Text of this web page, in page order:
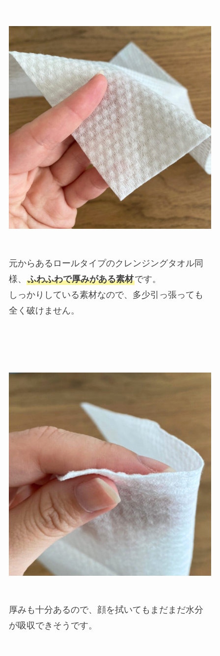
元からあるロールタイプのクレンジングタオル同
様、 ふわふわで厚みがある素材です。
しっかりしている素材なので、多少引っ張っても
全く破けません。
厚みも十分あるので、顔を拭いてもまだまだ水分
が吸収できそうです。